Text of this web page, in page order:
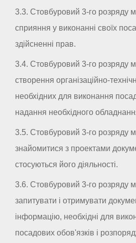
3.3. Стовбуровий 3-го розряду
сприяння у виконанні своїх
здійсненні прав.
3.4. Стовбуровий 3-го розряду
створення організаційно-
необхідних для виконання
надання необхідного
3.5. Стовбуровий 3-го розряду
знайомитися з проектами
стосуються його діяльності.
3.6. Стовбуровий 3-го розряду
запитувати і отримувати
інформацію, необхідні для
посадових обов'язків і